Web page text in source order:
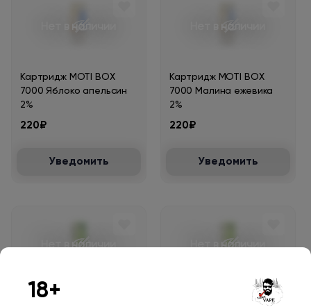
Нет в наличии
Картридж MOTI BOX
7000 Яблоко апельсин
2%
220₽
Уведомить
Нет в наличии
Картридж MOTI BOX
7000 Малина ежевика
2%
220₽
Уведомить
Нет в наличии
Картридж MOTI ONE
Нет в наличии
Картридж MOTI ONE
18+